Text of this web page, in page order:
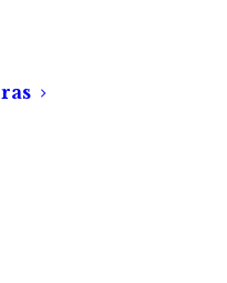
a lomba a
suficiente para
da pacatez
De súbito, vejo
fundo da reta atrás
ápice à minha
que ultrapassava